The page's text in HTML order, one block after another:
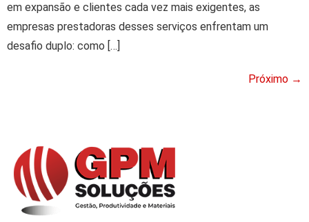
em expansão e clientes cada vez mais exigentes, as
empresas prestadoras desses serviços enfrentam um
desafio duplo: como […]
Próximo →